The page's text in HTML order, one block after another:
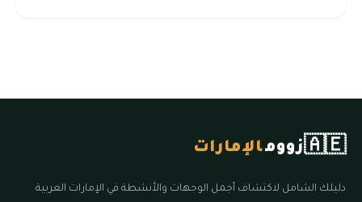
🇦🇪زوومالإمارات
دليلك الشامل لاكتشاف أجمل الوجهات والأنشطة في الإمارات العربية